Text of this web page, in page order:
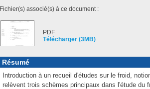
Fichier(s) associé(s) à ce document :
PDF
Télécharger (3MB)
Résumé
Introduction à un recueil d'études sur le froid,
relèvent trois schèmes principaux dans l'étude du